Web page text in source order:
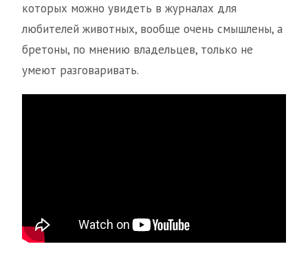
которых можно увидеть в журналах для
любителей животных, вообще очень смышлены, а
бретоны, по мнению владельцев, только не
умеют разговаривать.